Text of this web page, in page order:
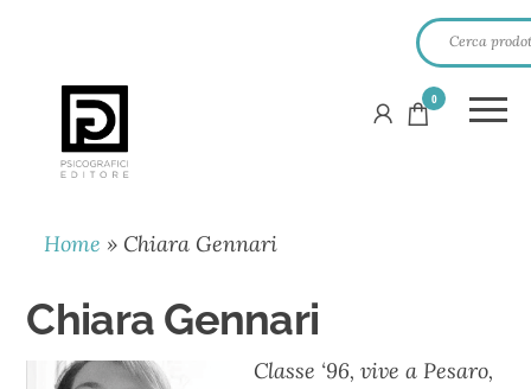
PSICOGRAFICI
EDITORE
0
Home » Chiara Gennari
Chiara Gennari
Classe ‘96, vive a Pesaro,